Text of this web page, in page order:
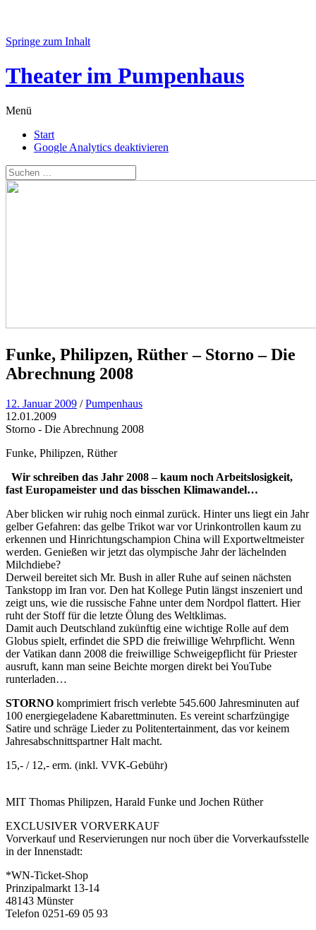
Springe zum Inhalt
Theater im Pumpenhaus
Menü
Start
Google Analytics deaktivieren
Funke, Philipzen, Rüther – Storno – Die
Abrechnung 2008
12. Januar 2009 /Pumpenhaus
12.01.2009
Storno - Die Abrechnung 2008
Funke, Philipzen, Rüther
Wir schreiben das Jahr 2008 – kaum noch Arbeitslosigkeit,
fast Europameister und das bisschen Klimawandel…
Aber blicken wir ruhig noch einmal zurück. Hinter uns liegt ein Jahr
gelber Gefahren: das gelbe Trikot war vor Urinkontrollen kaum zu
erkennen und Hinrichtungschampion China will Exportweltmeister
werden. Genießen wir jetzt das olympische Jahr der lächelnden
Milchdiebe?
Derweil bereitet sich Mr. Bush in aller Ruhe auf seinen nächsten
Tankstopp im Iran vor. Den hat Kollege Putin längst inszeniert und
zeigt uns, wie die russische Fahne unter dem Nordpol flattert. Hier
ruht der Stoff für die letzte Ölung des Weltklimas.
Damit auch Deutschland zukünftig eine wichtige Rolle auf dem
Globus spielt, erfindet die SPD die freiwillige Wehrpflicht. Wenn
der Vatikan dann 2008 die freiwillige Schweigepflicht für Priester
ausruft, kann man seine Beichte morgen direkt bei YouTube
runterladen…
STORNO komprimiert frisch verlebte 545.600 Jahresminuten auf
100 energiegeladene Kabarettminuten. Es vereint scharfzüngige
Satire und schräge Lieder zu Politentertainment, das vor keinem
Jahresabschnittspartner Halt macht.
15,- / 12,- erm. (inkl. VVK-Gebühr)
MIT Thomas Philipzen, Harald Funke und Jochen Rüther
EXCLUSIVER VORVERKAUF
Vorverkauf und Reservierungen nur noch über die Vorverkaufsstelle
in der Innenstadt:
*WN-Ticket-Shop
Prinzipalmarkt 13-14
48143 Münster
Telefon 0251-69 05 93